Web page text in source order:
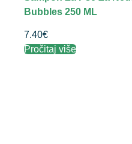
Bubbles 250 ML
7.40€
Pročitaj više